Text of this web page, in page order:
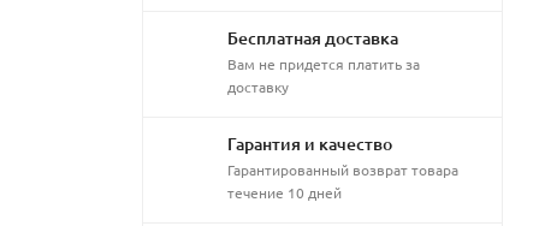
Бесплатная доставка
Вам не придется платить за
доставку
Гарантия и качество
Гарантированный возврат товара
течение 10 дней